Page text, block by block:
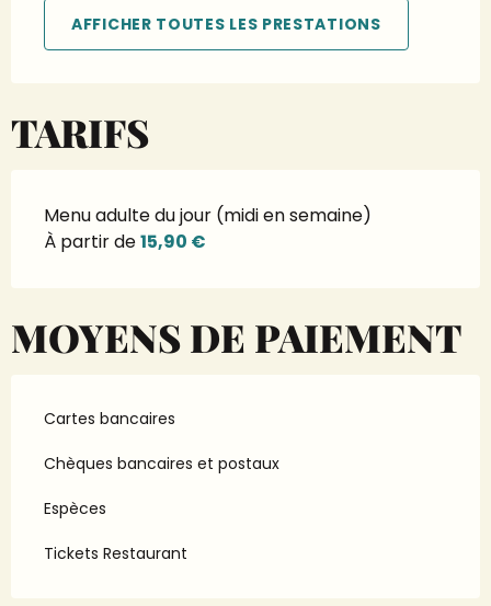
AFFICHER TOUTES LES PRESTATIONS
TARIFS
Menu adulte du jour (midi en semaine)
À partir de15,90 €
MOYENS DE PAIEMENT
Cartes bancaires
Chèques bancaires et postaux
Espèces
Tickets Restaurant